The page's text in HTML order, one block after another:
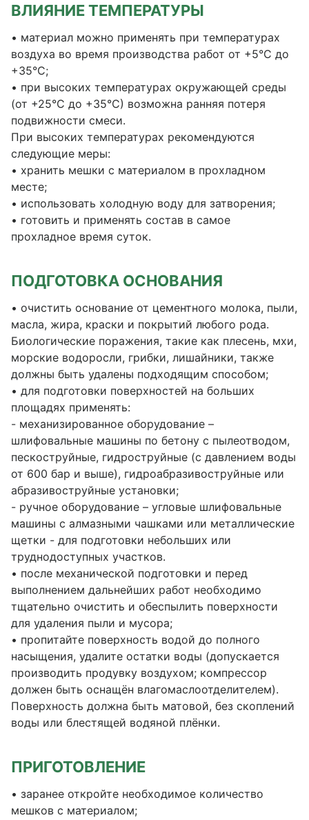
ВЛИЯНИЕ ТЕМПЕРАТУРЫ
• материал можно применять при температурах
воздуха во время производства работ от +5°С до
+35°С;
• при высоких температурах окружающей среды
(от +25°С до +35°С) возможна ранняя потеря
подвижности смеси.
При высоких температурах рекомендуются
следующие меры:
• хранить мешки с материалом в прохладном
месте;
• использовать холодную воду для затворения;
• готовить и применять состав в самое
прохладное время суток.
ПОДГОТОВКА ОСНОВАНИЯ
• очистить основание от цементного молока, пыли,
масла, жира, краски и покрытий любого рода.
Биологические поражения, такие как плесень, мхи,
морские водоросли, грибки, лишайники, также
должны быть удалены подходящим способом;
• для подготовки поверхностей на больших
площадях применять:
- механизированное оборудование –
шлифовальные машины по бетону с пылеотводом,
пескоструйные, гидроструйные (с давлением воды
от 600 бар и выше), гидроабразивоструйные или
абразивоструйные установки;
- ручное оборудование – угловые шлифовальные
машины с алмазными чашками или металлические
щетки - для подготовки небольших или
труднодоступных участков.
• после механической подготовки и перед
выполнением дальнейших работ необходимо
тщательно очистить и обеспылить поверхности
для удаления пыли и мусора;
• пропитайте поверхность водой до полного
насыщения, удалите остатки воды (допускается
производить продувку воздухом; компрессор
должен быть оснащён влагомаслоотделителем).
Поверхность должна быть матовой, без скоплений
воды или блестящей водяной плёнки.
ПРИГОТОВЛЕНИЕ
• заранее откройте необходимое количество
мешков с материалом;